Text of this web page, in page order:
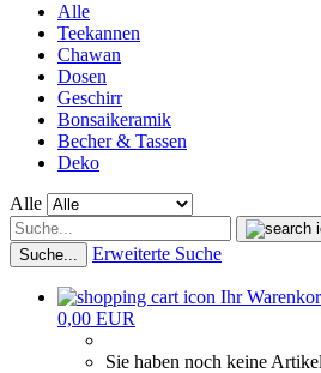
Alle
Teekannen
Chawan
Dosen
Geschirr
Bonsaikeramik
Becher & Tassen
Deko
Alle
Suche... Erweiterte Suche
Ihr
0,00 EUR
Sie haben noch keine